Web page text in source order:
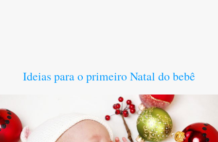
Ideias para o primeiro Natal do bebê